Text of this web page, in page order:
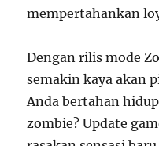
mempertahankan
Dengan rilis mode
semakin kaya akan
Anda bertahan
zombie? Update